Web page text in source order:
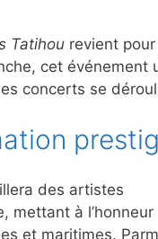
Tatihou revient
cet événement
concerts se
des artistes
mettant à l’honneur
et maritimes.